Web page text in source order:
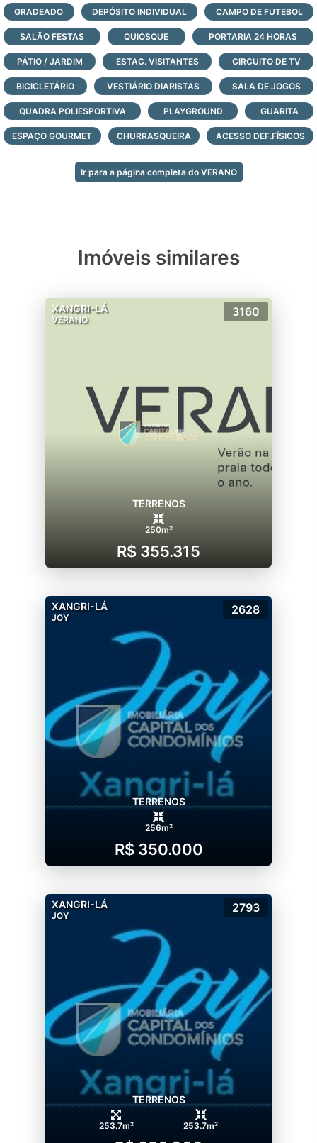
GRADEADO DEPÓSITO INDIVIDUAL CAMPO DE FUTEBOL
SALÃO FESTAS QUIOSQUE PORTARIA 24 HORAS
PÁTIO / JARDIM ESTAC. VISITANTES CIRCUITO DE TV
BICICLETÁRIO VESTIÁRIO DIARISTAS SALA DE JOGOS
QUADRA POLIESPORTIVA PLAYGROUND GUARITA
ESPAÇO GOURMET CHURRASQUEIRA ACESSO DEF.FÍSICOS
Ir para a página completa do VERANO
Imóveis similares
XANGRI-LÁ
VERANO
3160
TERRENOS
250m²
R$ 355.315
XANGRI-LÁ
JOY
2628
TERRENOS
256m²
R$ 350.000
XANGRI-LÁ
JOY
2793
TERRENOS
253.7m² 253.7m²